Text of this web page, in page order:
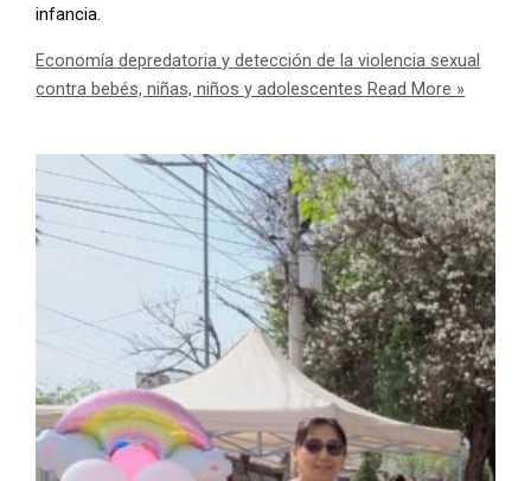
infancia.
Economía depredatoria y detección de la violencia sexual
contra bebés, niñas, niños y adolescentes Read More »